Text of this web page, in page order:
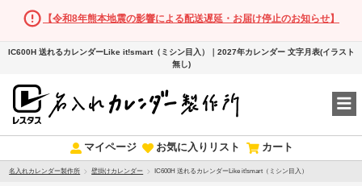
【令和8年熊本地震の影響による配送遅延・お届け停止のお知らせ】
IC600H 送れるカレンダーLike it!smart（ミシン目入）｜2027年カレンダー 文字月表(イラスト
無し)
マイページ お気に入りリスト カート
名入れカレンダー製作所 壁掛けカレンダー IC600H 送れるカレンダーLike it!smart（ミシン目入）